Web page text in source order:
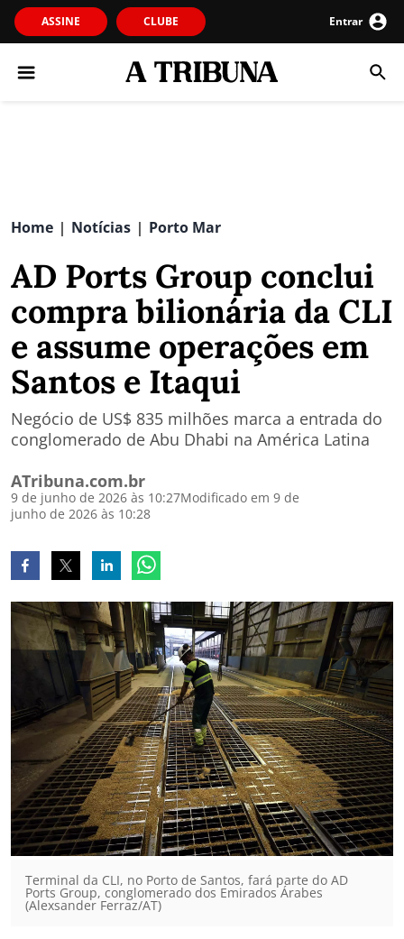
ASSINE CLUBE Entrar
Home | Notícias | Porto Mar
AD Ports Group conclui
compra bilionária da CLI
e assume operações em
Santos e Itaqui
Negócio de US$ 835 milhões marca a entrada do
conglomerado de Abu Dhabi na América Latina
ATribuna.com.br
9 de junho de 2026 às 10:27Modificado em 9 de
junho de 2026 às 10:28
Terminal da CLI, no Porto de Santos, fará parte do AD
Ports Group, conglomerado dos Emirados Árabes
(Alexsander Ferraz/AT)